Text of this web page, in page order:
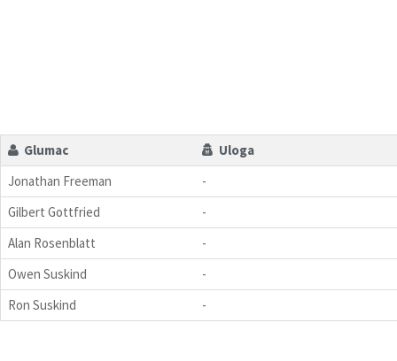
Glumac
Uloga
Jonathan Freeman
-
Gilbert Gottfried
-
Alan Rosenblatt
-
Owen Suskind
-
Ron Suskind
-